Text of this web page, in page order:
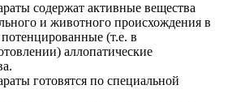
содержат активные вещества
и животного происхождения в
(т.е. в
аллопатические
готовятся по специальной